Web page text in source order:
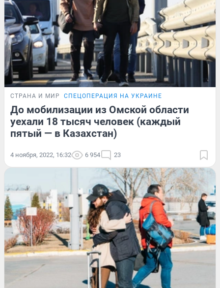
СТРАНА И МИР СПЕЦОПЕРАЦИЯ НА УКРАИНЕ
До мобилизации из Омской области
уехали 18 тысяч человек (каждый
пятый — в Казахстан)
4 ноября, 2022, 16:32 6 954 23